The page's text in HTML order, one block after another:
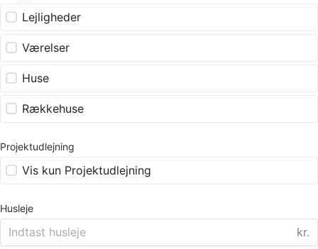
Lejligheder
Værelser
Huse
Rækkehuse
Projektudlejning
Vis kun Projektudlejning
Husleje
kr.